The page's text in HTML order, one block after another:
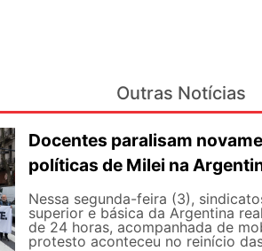
Outras Notícias
Docentes paralisam
políticas de Milei na
Nessa segunda-feira (3),
superior e básica da Argentina
de 24 horas, acompanhada de
protesto aconteceu no reinício